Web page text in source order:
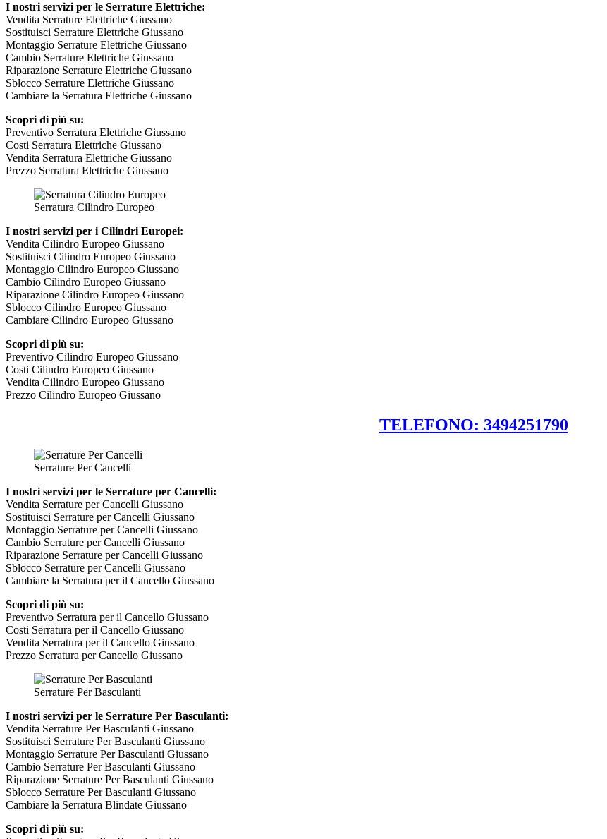
I nostri servizi per le Serrature Elettriche:
Vendita Serrature Elettriche Giussano
Sostituisci Serrature Elettriche Giussano
Montaggio Serrature Elettriche Giussano
Cambio Serrature Elettriche Giussano
Riparazione Serrature Elettriche Giussano
Sblocco Serrature Elettriche Giussano
Cambiare la Serratura Elettriche Giussano
Scopri di più su:
Preventivo Serratura Elettriche Giussano
Costi Serratura Elettriche Giussano
Vendita Serratura Elettriche Giussano
Prezzo Serratura Elettriche Giussano
Serratura Cilindro Europeo
I nostri servizi per i Cilindri Europei:
Vendita Cilindro Europeo Giussano
Sostituisci Cilindro Europeo Giussano
Montaggio Cilindro Europeo Giussano
Cambio Cilindro Europeo Giussano
Riparazione Cilindro Europeo Giussano
Sblocco Cilindro Europeo Giussano
Cambiare Cilindro Europeo Giussano
Scopri di più su:
Preventivo Cilindro Europeo Giussano
Costi Cilindro Europeo Giussano
Vendita Cilindro Europeo Giussano
Prezzo Cilindro Europeo Giussano
TELEFONO: 3494251790
Serrature Per Cancelli
I nostri servizi per le Serrature per Cancelli:
Vendita Serrature per Cancelli Giussano
Sostituisci Serrature per Cancelli Giussano
Montaggio Serrature per Cancelli Giussano
Cambio Serrature per Cancelli Giussano
Riparazione Serrature per Cancelli Giussano
Sblocco Serrature per Cancelli Giussano
Cambiare la Serratura per il Cancello Giussano
Scopri di più su:
Preventivo Serratura per il Cancello Giussano
Costi Serratura per il Cancello Giussano
Vendita Serratura per il Cancello Giussano
Prezzo Serratura per Cancello Giussano
Serrature Per Basculanti
I nostri servizi per le Serrature Per Basculanti:
Vendita Serrature Per Basculanti Giussano
Sostituisci Serrature Per Basculanti Giussano
Montaggio Serrature Per Basculanti Giussano
Cambio Serrature Per Basculanti Giussano
Riparazione Serrature Per Basculanti Giussano
Sblocco Serrature Per Basculanti Giussano
Cambiare la Serratura Blindate Giussano
Scopri di più su: